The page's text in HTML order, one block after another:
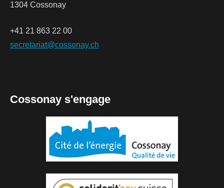
1304 Cossonay
+41 21 863 22 00
secretariat@cossonay.ch
Cossonay s'engage